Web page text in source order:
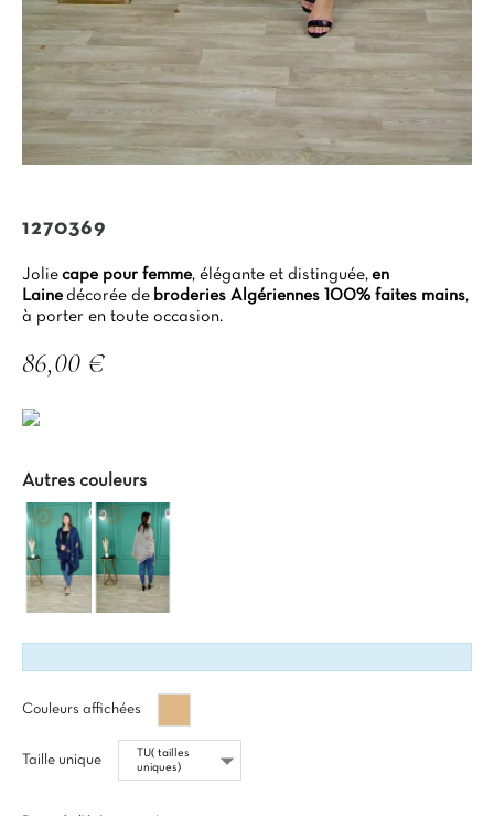
1270369
Jolie cape pour femme, élégante et distinguée, en
Laine décorée de broderies Algériennes 100% faites mains,
à porter en toute occasion.
86,00 €
Autres couleurs
Couleurs affichées
Taille unique